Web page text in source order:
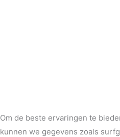
Om de beste ervaringen te
kunnen we gegevens zoals